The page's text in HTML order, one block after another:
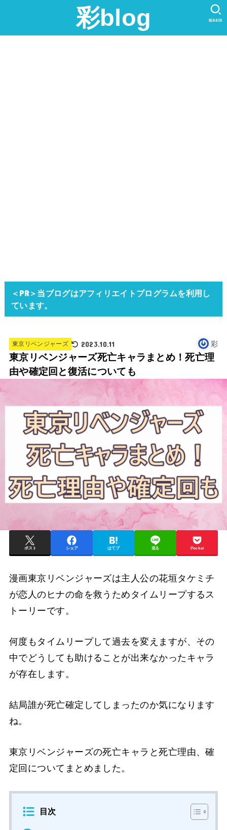
彩blog SEARCH
＜PR＞当ブログはアフィリエイトプログラムを利用し
ています。
東京リベンジャーズ 2023.10.11 彩
東京リベンジャーズ死亡キャラまとめ！死亡理
由や確定回と復活についても
ポスト シェア はてブ 送る Pocket
漫画東京リベンジャーズは主人公の花垣タケミチ
が恋人のヒナの命を救うためタイムリープするス
トーリーです。
何度もタイムリープして過去を変えますが、その
中でどうしても助けることが出来なかったキャラ
が存在します。
結局誰が死亡確定してしまったのか気になります
ね。
東京リベンジャーズの死亡キャラと死亡理由、確
定回についてまとめました。
目次